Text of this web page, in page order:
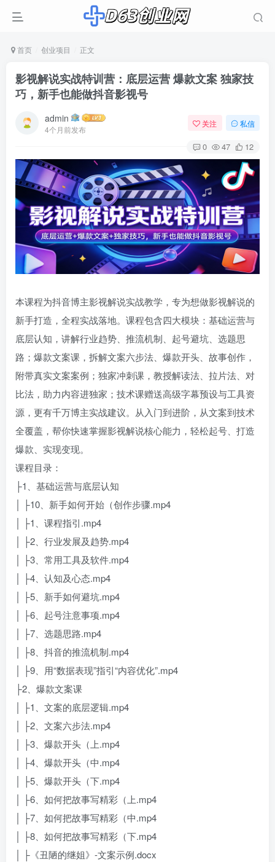
首页 创业项目 正文
影视解说实战特训营：底层运营 爆款文案 独家技
巧，新手也能做抖音影视号
admin
4个月前发布
关注 私信
0 47 12
本课程为抖音博主影视解说实战教学，专为想做影视解说的
新手打造，全程实战落地。课程包含四大模块：基础运营与
底层认知，讲解行业趋势、推流机制、起号避坑、选题思
路；爆款文案课，拆解文案六步法、爆款开头、故事创作，
附带真实文案案例；独家冲刺课，教授解读法、拉片法、对
比法，助力内容进独家；技术课赠送高级字幕预设与工具资
源，更有千万博主实战建议。从入门到进阶，从文案到技术
全覆盖，帮你快速掌握影视解说核心能力，轻松起号、打造
爆款、实现变现。
课程目录：
├1、基础运营与底层认知
│ ├10、新手如何开始（创作步骤.mp4
│ ├1、课程指引.mp4
│ ├2、行业发展及趋势.mp4
│ ├3、常用工具及软件.mp4
│ ├4、认知及心态.mp4
│ ├5、新手如何避坑.mp4
│ ├6、起号注意事项.mp4
│ ├7、选题思路.mp4
│ ├8、抖音的推流机制.mp4
│ ├9、用“数据表现”指引“内容优化”.mp4
├2、爆款文案课
│ ├1、文案的底层逻辑.mp4
│ ├2、文案六步法.mp4
│ ├3、爆款开头（上.mp4
│ ├4、爆款开头（中.mp4
│ ├5、爆款开头（下.mp4
│ ├6、如何把故事写精彩（上.mp4
│ ├7、如何把故事写精彩（中.mp4
│ ├8、如何把故事写精彩（下.mp4
│ ├《丑陋的继姐》-文案示例.docx